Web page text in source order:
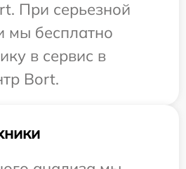
При серьезной
мы бесплатно
в сервис в
Bort.